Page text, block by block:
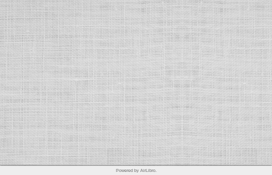
Powered by AirLibro.